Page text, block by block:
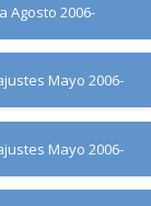
Agosto 2006-
Mayo 2006-
Mayo 2006-